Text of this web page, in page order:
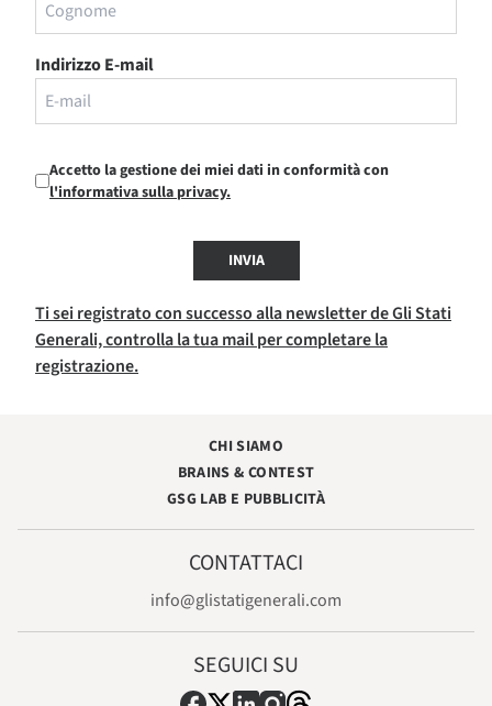
Indirizzo E-mail
Accetto la gestione dei miei dati in conformità con
l'informativa sulla privacy.
INVIA
Ti sei registrato con successo alla newsletter de Gli Stati
Generali, controlla la tua mail per completare la
registrazione.
CHI SIAMO
BRAINS & CONTEST
GSG LAB E PUBBLICITÀ
CONTATTACI
info@glistatigenerali.com
SEGUICI SU